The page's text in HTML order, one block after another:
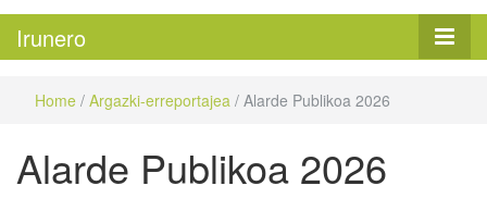
Irunero
Home / Argazki-erreportajea / Alarde Publikoa 2026
Alarde Publikoa 2026